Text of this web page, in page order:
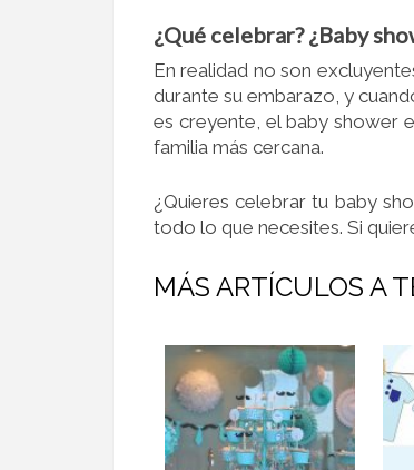
¿Qué celebrar? ¿Baby
En realidad no son
durante su embarazo, y
es creyente, el baby shower
familia más cercana.
¿Quieres celebrar tu baby
todo lo que necesites. Si
MÁS ARTÍCULOS A